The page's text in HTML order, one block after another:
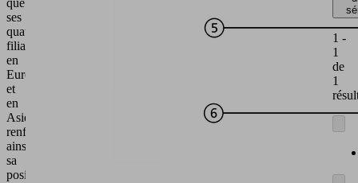
que
ses
quatre
filiales
en
Europe
et
en
Asie,
renforçant
ainsi
sa
position
1 -
1
de
1